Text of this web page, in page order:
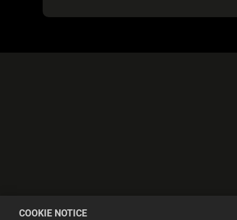
COOKIE NOTICE